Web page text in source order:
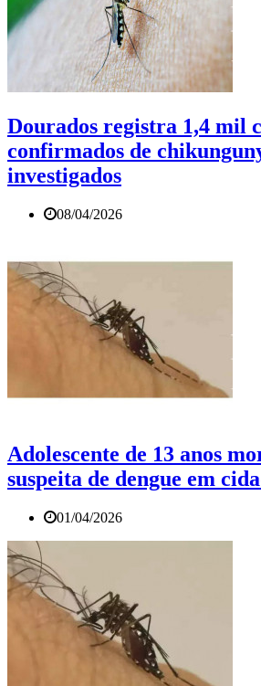
Dourados registra 1,4 mil
confirmados de
investigados
08/04/2026
Adolescente de 13 anos
suspeita de dengue em
01/04/2026